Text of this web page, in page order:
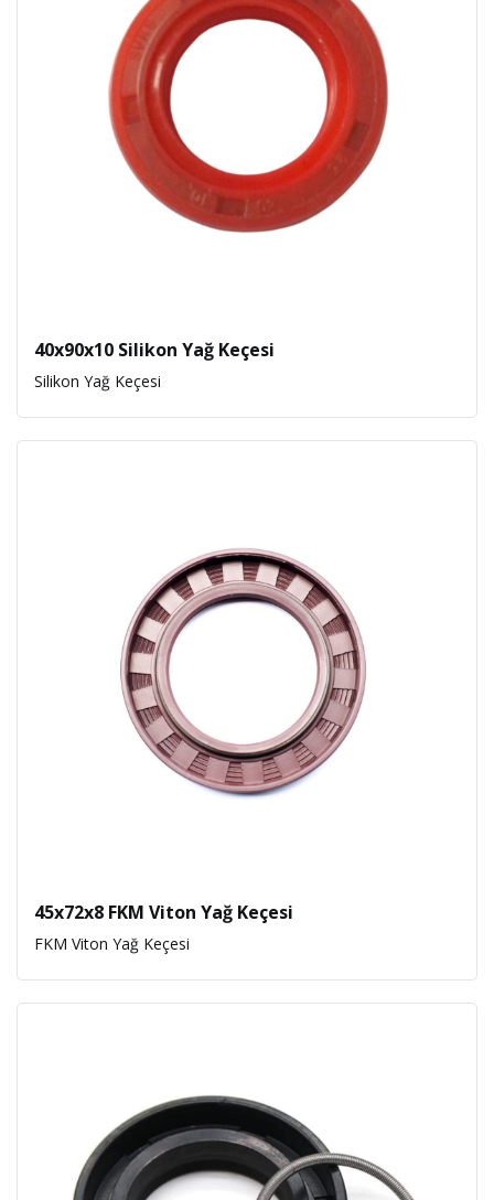
40x90x10 Silikon Yağ Keçesi
Silikon Yağ Keçesi
45x72x8 FKM Viton Yağ Keçesi
FKM Viton Yağ Keçesi